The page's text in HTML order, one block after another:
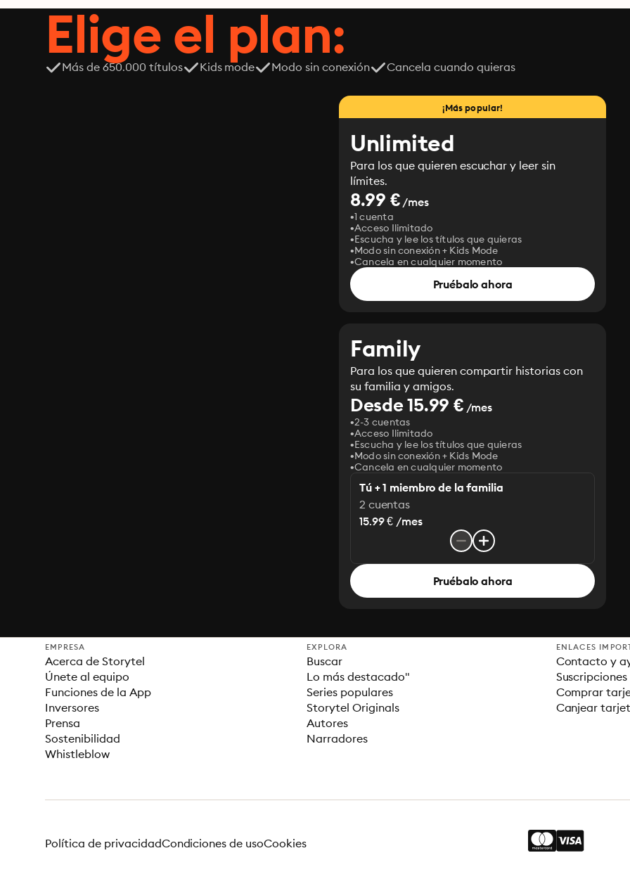
Elige el plan:
Más de 650.000 títulos Kids mode Modo sin conexión Cancela cuando quieras
¡Más popular!
Unlimited
Para los que quieren escuchar y leer sin
límites.
8.99 €/mes
1 cuenta
Acceso Ilimitado
Escucha y lee los títulos que quieras
Modo sin conexión + Kids Mode
Cancela en cualquier momento
Pruébalo ahora
Family
Para los que quieren compartir historias con
su familia y amigos.
Desde 15.99 €/mes
2-3 cuentas
Acceso Ilimitado
Escucha y lee los títulos que quieras
Modo sin conexión + Kids Mode
Cancela en cualquier momento
Tú + 1 miembro de la familia
2 cuentas
15.99 € /mes
Pruébalo ahora
EMPRESA
Acerca de Storytel
Únete al equipo
Funciones de la App
Inversores
Prensa
Sostenibilidad
Whistleblow
EXPLORA
Buscar
Lo más destacado"
Series populares
Storytel Originals
Autores
Narradores
ENLACES
Contacto y
Suscripciones
Comprar
Canjear
Política de privacidadCondiciones de usoCookies